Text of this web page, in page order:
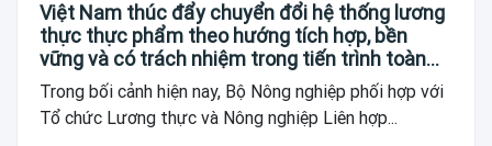
Việt Nam thúc đẩy chuyển đổi hệ thống lương
thực thực phẩm theo hướng tích hợp, bền
vững và có trách nhiệm trong tiến trình toàn
cầu
Trong bối cảnh hiện nay, Bộ Nông nghiệp phối hợp với
Tổ chức Lương thực và Nông nghiệp Liên hợp...